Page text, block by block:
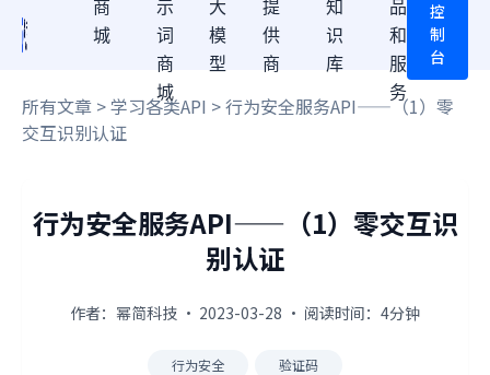
商
城
示
词
商
城
大
模
型
提
供
商
知
识
库
品
和
服
务
控
制
台
所有文章 >学习各类API > 行为安全服务API——（1）零
交互识别认证
行为安全服务API——（1）零交互识
别认证
作者：幂简科技 · 2023-03-28 · 阅读时间：4分钟
行为安全 验证码